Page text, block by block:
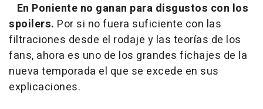
En Poniente no ganan para disgustos con los
spoilers. Por si no fuera suficiente con las
filtraciones desde el rodaje y las teorías de los
fans, ahora es uno de los grandes fichajes de la
nueva temporada el que se excede en sus
explicaciones.